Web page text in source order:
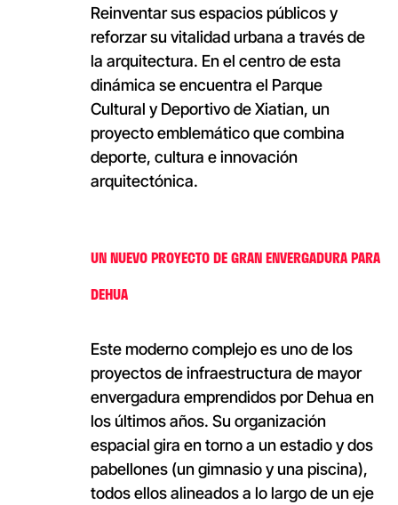
Reinventar sus espacios públicos y
reforzar su vitalidad urbana a través de
la arquitectura. En el centro de esta
dinámica se encuentra el Parque
Cultural y Deportivo de Xiatian, un
proyecto emblemático que combina
deporte, cultura e innovación
arquitectónica.
UN NUEVO PROYECTO DE GRAN ENVERGADURA PARA
DEHUA
Este moderno complejo es uno de los
proyectos de infraestructura de mayor
envergadura emprendidos por Dehua en
los últimos años. Su organización
espacial gira en torno a un estadio y dos
pabellones (un gimnasio y una piscina),
todos ellos alineados a lo largo de un eje